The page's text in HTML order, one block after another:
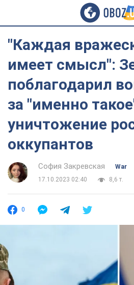
"Каждая
имеет смысл":
поблагодарил
за "именно
уничтожение
оккупантов
София Закревская
War
17.10.2023 02:40
8,6 т.
0